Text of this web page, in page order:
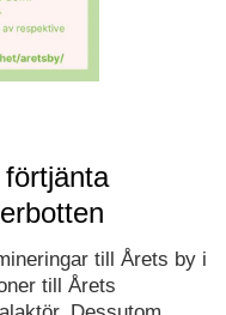
till Årets by i
till Årets